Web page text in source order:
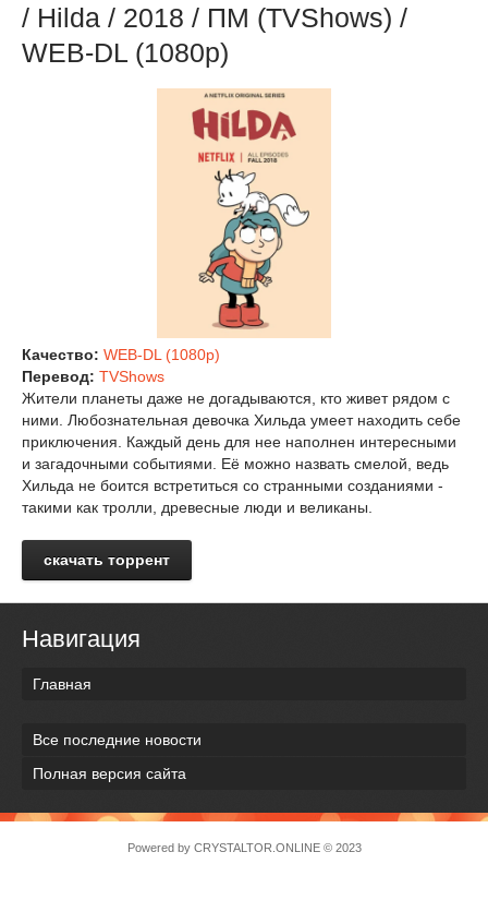
/ Hilda / 2018 / ПМ (TVShows) /
WEB-DL (1080p)
Качество: WEB-DL (1080p)
Перевод: TVShows
Жители планеты даже не догадываются, кто живет рядом с
ними. Любознательная девочка Хильда умеет находить себе
приключения. Каждый день для нее наполнен интересными
и загадочными событиями. Её можно назвать смелой, ведь
Хильда не боится встретиться со странными созданиями -
такими как тролли, древесные люди и великаны.
скачать торрент
Навигация
Главная
Все последние новости
Полная версия сайта
Powered by CRYSTALTOR.ONLINE© 2023